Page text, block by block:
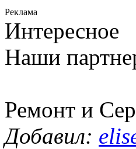
Реклама
Интересное
Наши
Ремонт и
Добавил: